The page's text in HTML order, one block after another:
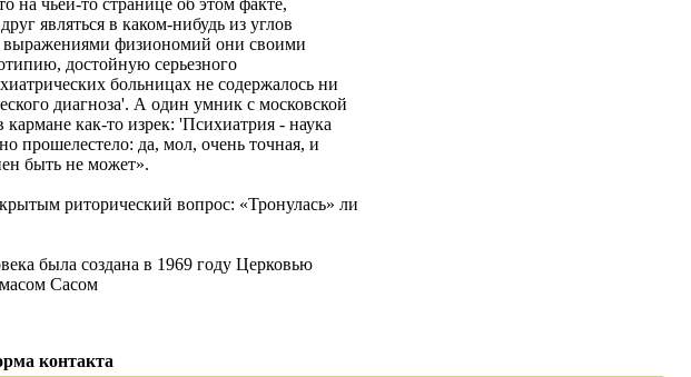
на чьей-то странице об этом факте,
являться в каком-нибудь из углов
физиономий они своими
достойную серьезного
больницах не содержалось ни
диагноза'. А один умник с московской
как-то изрек: 'Психиатрия - наука
прошелестело: да, мол, очень точная, и
быть не может».
риторический вопрос: «Тронулась» ли
была создана в 1969 году Церковью
Сасом
контакта